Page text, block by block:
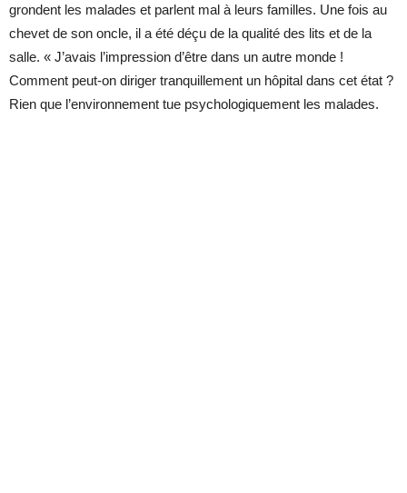
grondent les malades et parlent mal à leurs familles. Une fois au
chevet de son oncle, il a été déçu de la qualité des lits et de la
salle. « J’avais l’impression d’être dans un autre monde !
Comment peut-on diriger tranquillement un hôpital dans cet état ?
Rien que l’environnement tue psychologiquement les malades.